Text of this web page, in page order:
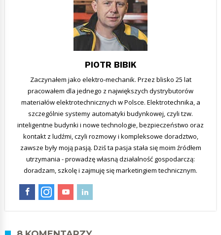
PIOTR BIBIK
Zaczynałem jako elektro-mechanik. Przez blisko 25 lat
pracowałem dla jednego z największych dystrybutorów
materiałów elektrotechnicznych w Polsce. Elektrotechnika, a
szczególnie systemy automatyki budynkowej, czyli tzw.
inteligentne budynki i nowe technologie, bezpieczeństwo oraz
kontakt z ludźmi, czyli rozmowy i kompleksowe doradztwo,
zawsze były moją pasją. Dziś ta pasja stała się moim źródłem
utrzymania - prowadzę własną działalność gospodarczą:
doradzam, szkolę i zajmuję się marketingiem technicznym.